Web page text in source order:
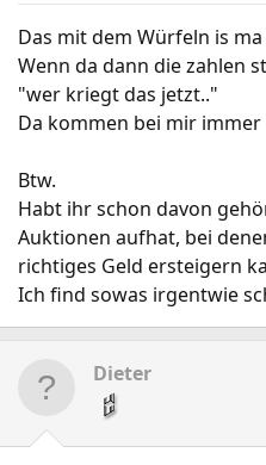
Das mit dem Würfeln is
Wenn da dann die zahlen
"wer kriegt das jetzt.."
Da kommen bei mir
Btw.
Habt ihr schon davon
Auktionen aufhat, bei
richtiges Geld ersteigern
Ich find sowas irgentwie
Dieter